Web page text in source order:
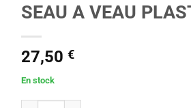
SEAU A VEAU
27,50 €
En stock